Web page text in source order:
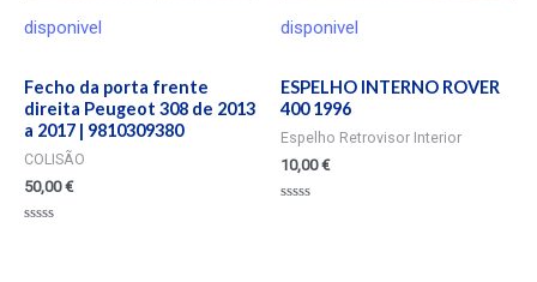
disponivel
Fecho da porta frente
direita Peugeot 308 de 2013
a 2017 | 9810309380
COLISÃO
50,00€
disponivel
ESPELHO INTERNO ROVER
400 1996
Espelho Retrovisor Interior
10,00€